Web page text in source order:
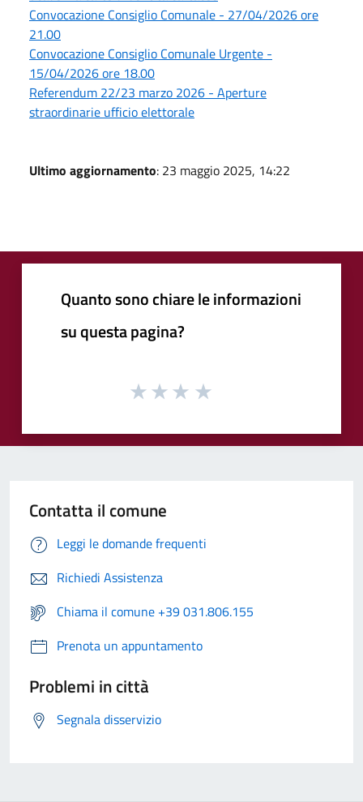
Convocazione Consiglio Comunale - 27/04/2026 ore
21.00
Convocazione Consiglio Comunale Urgente -
15/04/2026 ore 18.00
Referendum 22/23 marzo 2026 - Aperture
straordinarie ufficio elettorale
Ultimo aggiornamento: 23 maggio 2025, 14:22
Quanto sono chiare le informazioni
su questa pagina?
Contatta il comune
Leggi le domande frequenti
Richiedi Assistenza
Chiama il comune +39 031.806.155
Prenota un appuntamento
Problemi in città
Segnala disservizio